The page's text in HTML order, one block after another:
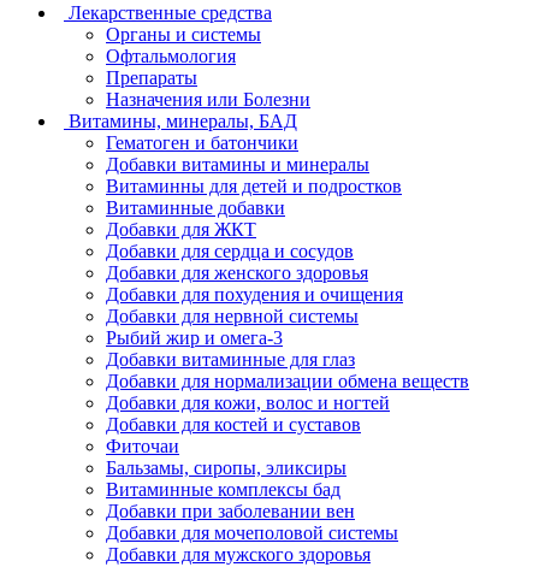
Лекарственные средства
Органы и системы
Офтальмология
Препараты
Назначения или Болезни
Витамины, минералы, БАД
Гематоген и батончики
Добавки витамины и минералы
Витаминны для детей и подростков
Витаминные добавки
Добавки для ЖКТ
Добавки для сердца и сосудов
Добавки для женского здоровья
Добавки для похудения и очищения
Добавки для нервной системы
Рыбий жир и омега-3
Добавки витаминные для глаз
Добавки для нормализации обмена веществ
Добавки для кожи, волос и ногтей
Добавки для костей и суставов
Фиточаи
Бальзамы, сиропы, эликсиры
Витаминные комплексы бад
Добавки при заболевании вен
Добавки для мочеполовой системы
Добавки для мужского здоровья